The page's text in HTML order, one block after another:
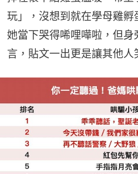
玩」，沒想到就在學母雞
她當下哭得唏哩嘩啦，但
言，貼文一出更是讓其他人